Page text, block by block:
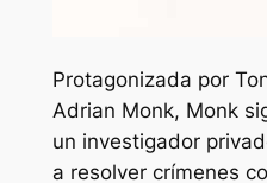
Protagonizada por
Adrian Monk, Monk
un investigador
a resolver crímenes